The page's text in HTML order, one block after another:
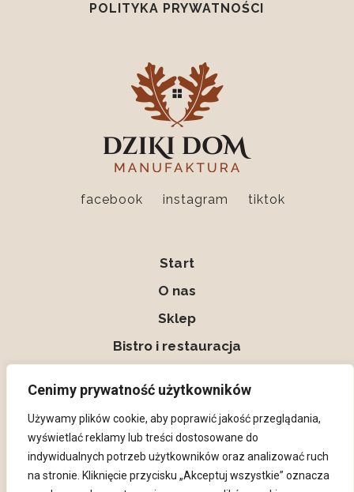
Cenimy prywatność użytkowników
Używamy plików cookie, aby poprawić jakość przeglądania,
wyświetlać reklamy lub treści dostosowane do
indywidualnych potrzeb użytkowników oraz analizować ruch
na stronie. Kliknięcie przycisku „Akceptuj wszystkie” oznacza
POLITYKA PRYWATNOŚCI
facebook instagram tiktok
Start
O nas
Sklep
Bistro i restauracja
Moje konto